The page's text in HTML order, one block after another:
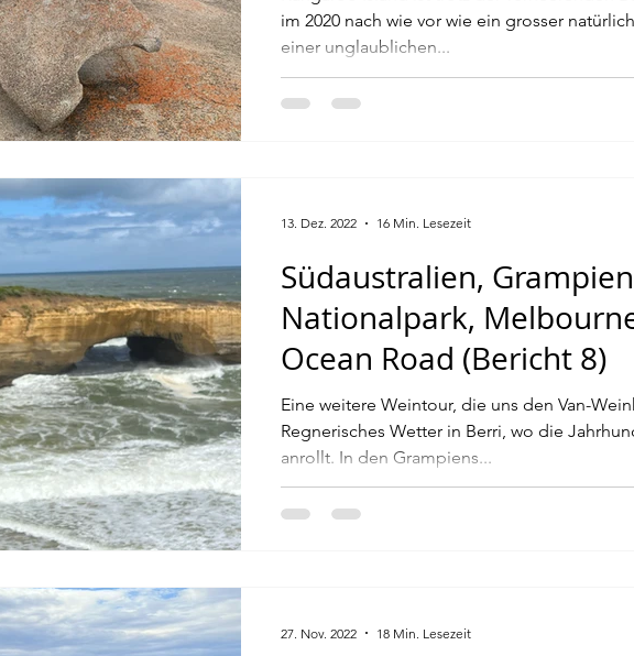
im 2020 nach wie vor wie ein grosser
einer unglaublichen...
Südaustralien,
Nationalpark,
Ocean Road (Bericht 8)
Eine weitere Weintour, die uns den Van-
Regnerisches Wetter in Berri, wo die
anrollt. In den Grampiens...
13. Dez. 2022 16 Min. Lesezeit
27. Nov. 2022 18 Min. Lesezeit